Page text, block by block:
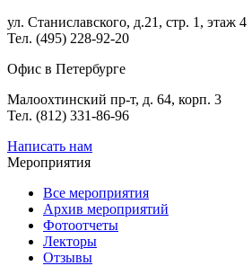
ул. Станиславского, д.21, стр. 1, этаж 4
Тел. (495) 228-92-20
Офис в Петербурге
Малоохтинский пр-т, д. 64, корп. 3
Тел. (812) 331-86-96
Написать нам
Мероприятия
Все мероприятия
Архив мероприятий
Фотоотчеты
Лекторы
Отзывы